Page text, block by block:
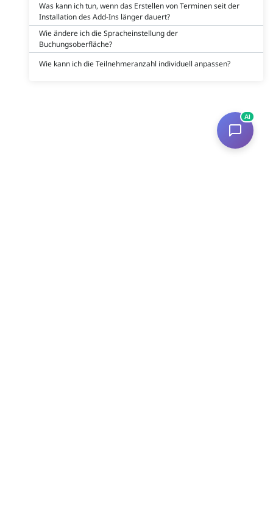
Was kann ich tun, wenn das Erstellen von Terminen seit der
Installation des Add-Ins länger dauert?
Wie ändere ich die Spracheinstellung der
Buchungsoberfläche?
Wie kann ich die Teilnehmeranzahl individuell anpassen?
AI